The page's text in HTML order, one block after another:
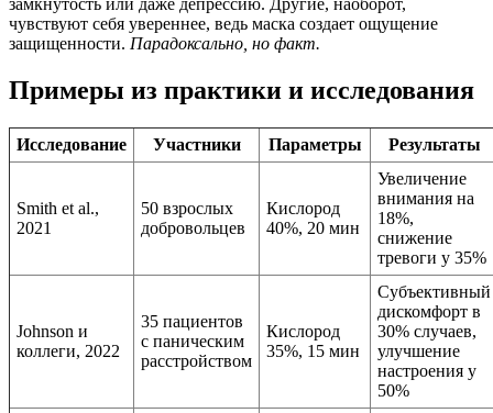
чувствуют себя увереннее, ведь маска создает ощущение
защищенности. Парадоксально, но факт.
Примеры из практики и исследования
Исследование Участники Параметры Результаты
Smith et al.,
2021
50 взрослых
добровольцев
Кислород
40%, 20 мин
Увеличение
внимания на
18%,
снижение
тревоги у 35%
Johnson и
коллеги, 2022
35 пациентов
с паническим
расстройством
Кислород
35%, 15 мин
Субъективный
дискомфорт в
30% случаев,
улучшение
настроения у
50%